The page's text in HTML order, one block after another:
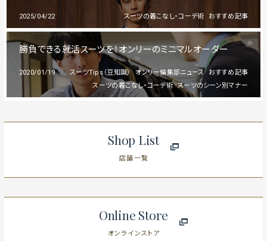
2025/04/22 おすすめ記事
スーツの着こなし・コーデ術
勝負できる就活スーツを！オンリーのミニマルオーダー
2020/01/19 おすすめ記事
オンリー編集部ニュース
スーツTips（豆知識）
スーツのシーン別マナー
スーツの着こなし・コーデ術
Shop List
店舗一覧
Online Store
オンラインストア